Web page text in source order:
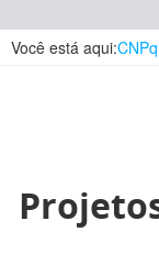
Você está aqui:CNPq